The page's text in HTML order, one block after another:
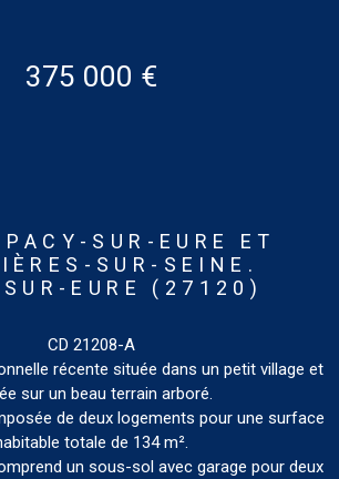
375 000 €
SUR-EURE ET
SUR-SEINE.
SUR-EURE (27120)
CD 21208-A
récente située dans un petit village et
sur un beau terrain arboré.
de deux logements pour une surface
totale de 134 m².
un sous-sol avec garage pour deux